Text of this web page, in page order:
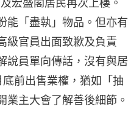
能「盡執」物品。但亦有
級官員出面致歉及負責
說員單向傳話，沒有與居
前出售業權，猶如「抽
業主大會了解善後細節。